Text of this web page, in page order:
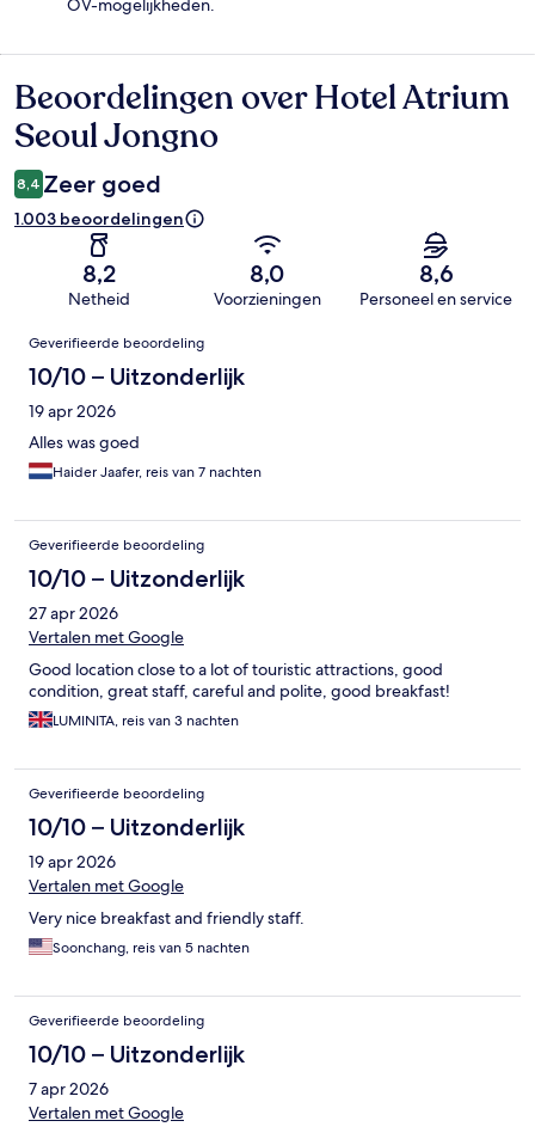
OV-mogelijkheden.
Beoordelingen
Beoordelingen over Hotel Atrium
Seoul Jongno
8,4 Zeer goed
1.003 beoordelingen
8,2
Netheid
8,0
Voorzieningen
8,6
Personeel en service
Beoordelingen
Geverifieerde beoordeling
10/10 – Uitzonderlijk
19 apr 2026
Alles was goed
Haider Jaafer, reis van 7 nachten
Geverifieerde beoordeling
10/10 – Uitzonderlijk
27 apr 2026
Vertalen met Google
Good location close to a lot of touristic attractions, good
condition, great staff, careful and polite, good breakfast!
LUMINITA, reis van 3 nachten
Geverifieerde beoordeling
10/10 – Uitzonderlijk
19 apr 2026
Vertalen met Google
Very nice breakfast and friendly staff.
Soonchang, reis van 5 nachten
Geverifieerde beoordeling
10/10 – Uitzonderlijk
7 apr 2026
Vertalen met Google